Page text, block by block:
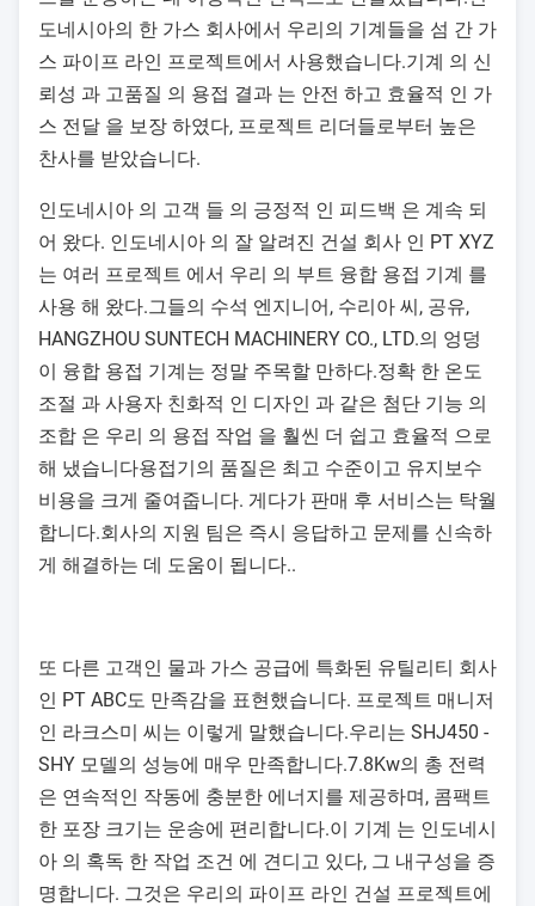
도네시아의 한 가스 회사에서 우리의 기계들을 섬 간 가
스 파이프 라인 프로젝트에서 사용했습니다.기계 의 신
뢰성 과 고품질 의 용접 결과 는 안전 하고 효율적 인 가
스 전달 을 보장 하였다, 프로젝트 리더들로부터 높은
찬사를 받았습니다.
인도네시아 의 고객 들 의 긍정적 인 피드백 은 계속 되
어 왔다. 인도네시아 의 잘 알려진 건설 회사 인 PT XYZ
는 여러 프로젝트 에서 우리 의 부트 융합 용접 기계 를
사용 해 왔다.그들의 수석 엔지니어, 수리아 씨, 공유,
HANGZHOU SUNTECH MACHINERY CO., LTD.의 엉덩
이 융합 용접 기계는 정말 주목할 만하다.정확 한 온도
조절 과 사용자 친화적 인 디자인 과 같은 첨단 기능 의
조합 은 우리 의 용접 작업 을 훨씬 더 쉽고 효율적 으로
해 냈습니다용접기의 품질은 최고 수준이고 유지보수
비용을 크게 줄여줍니다. 게다가 판매 후 서비스는 탁월
합니다.회사의 지원 팀은 즉시 응답하고 문제를 신속하
게 해결하는 데 도움이 됩니다..
또 다른 고객인 물과 가스 공급에 특화된 유틸리티 회사
인 PT ABC도 만족감을 표현했습니다. 프로젝트 매니저
인 라크스미 씨는 이렇게 말했습니다.우리는 SHJ450 -
SHY 모델의 성능에 매우 만족합니다.7.8Kw의 총 전력
은 연속적인 작동에 충분한 에너지를 제공하며, 콤팩트
한 포장 크기는 운송에 편리합니다.이 기계 는 인도네시
아 의 혹독 한 작업 조건 에 견디고 있다, 그 내구성을 증
명합니다. 그것은 우리의 파이프 라인 건설 프로젝트에